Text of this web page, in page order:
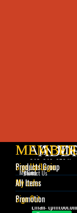
MAIN
MEMBER
Skip menu
Sign Up/Login
My order
Sign Out
246, 248, 250
Kwaeng
Bangkok
Tel 02 455 5378-
Email:
Products Group
All Items
Promotion
My Cart
Home
Contact Us